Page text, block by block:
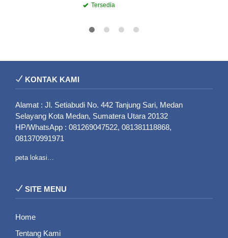
Tersedia
KONTAK KAMI
Alamat : Jl. Setiabudi No. 442 Tanjung Sari, Medan
Selayang Kota Medan, Sumatera Utara 20132
HP/WhatsApp : 081269047522, 081381118868,
081370991971
peta lokasi…
SITE MENU
Home
Tentang Kami